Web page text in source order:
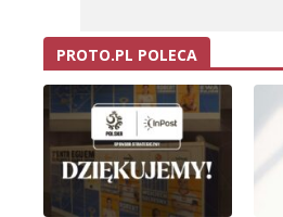
PROTO.PL POLECA